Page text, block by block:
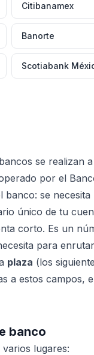
Citibanamex
Banorte
Scotiabank
se realizan
por el
se necesita
único de tu
corto. Es un
para
plaza (los
a estos campos,
banco
varios lugares: